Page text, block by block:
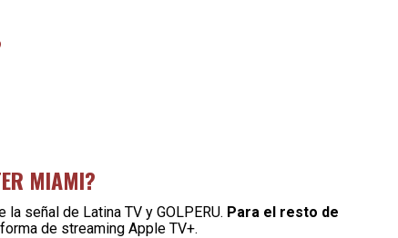
MIAMI?
señal de Latina TV y GOLPERU. Para el resto de
de streaming Apple TV+.